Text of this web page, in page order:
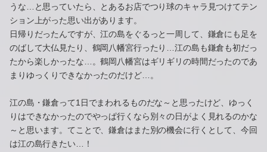
うな…と思っていたら、とあるお店でつり球のキャラ見つけてテン
ション上がった思い出があります。
日帰りだったんですが、江の島をぐるっと一周して、鎌倉にも足を
のばして大仏見たり、鶴岡八幡宮行ったり…江の島も鎌倉も初だっ
たから楽しかったな…。鶴岡八幡宮はギリギリの時間だったのであ
まりゆっくりできなかったのだけど…。
江の島・鎌倉って1日でまわれるものだな～と思ったけど、ゆっく
りはできなかったのでやっぱ行くなら別々の日がよく見れるのかな
～と思います。てことで、鎌倉はまた別の機会に行くとして、今回
は江の島行きたい…！